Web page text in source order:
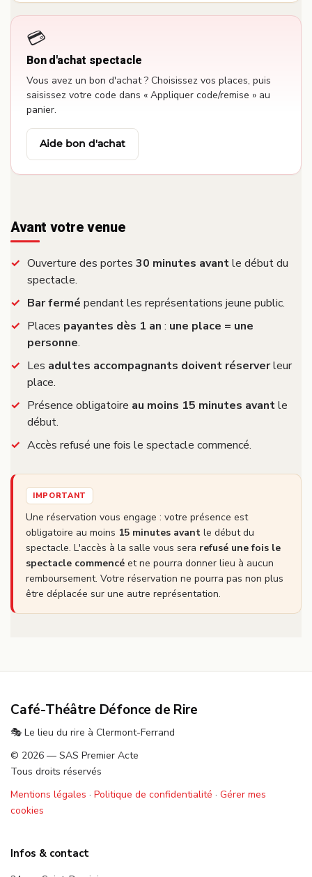
💳
Bon d'achat spectacle
Vous avez un bon d'achat ? Choisissez vos places, puis
saisissez votre code dans « Appliquer code/remise » au
panier.
Aide bon d'achat
Avant votre venue
Ouverture des portes 30 minutes avantle début du
spectacle.
Bar fermé pendant les représentations jeune public.
Places payantes dès 1 an : une place = une
personne.
Les adultes accompagnants doivent réserverleur
place.
Présence obligatoire au moins 15 minutes avantle
début.
Accès refusé une fois le spectacle commencé.
IMPORTANT
Une réservation vous engage : votre présence est
obligatoire au moins 15 minutes avant le début du
spectacle. L'accès à la salle vous sera refusé une fois le
spectacle commencé et ne pourra donner lieu à aucun
remboursement. Votre réservation ne pourra pas non plus
être déplacée sur une autre représentation.
Café-Théâtre Défonce de Rire
🎭 Le lieu du rire à Clermont-Ferrand
© 2026 — SAS Premier Acte
Tous droits réservés
Mentions légales · Politique de confidentialité · Gérer mes
cookies
Infos & contact